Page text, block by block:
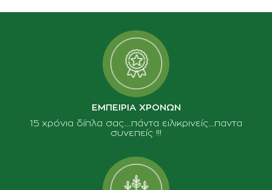
ΕΜΠΕΙΡΙΑ ΧΡΟΝΩΝ
15 χρόνια δίπλα σας......πάντα ειλικρινείς.....παντα
συνεπείς !!!